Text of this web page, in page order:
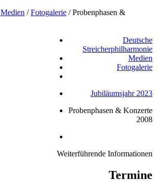
Medien /Fotogalerie /Probenphasen &
Deutsche
Streicherphilharmonie
Medien
Fotogalerie
Jubiläumsjahr 2023
Probenphasen & Konzerte
2008
Weiterführende Informationen
Termine